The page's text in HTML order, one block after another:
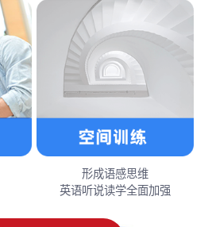
形成语感思维
英语听说读学全面加强